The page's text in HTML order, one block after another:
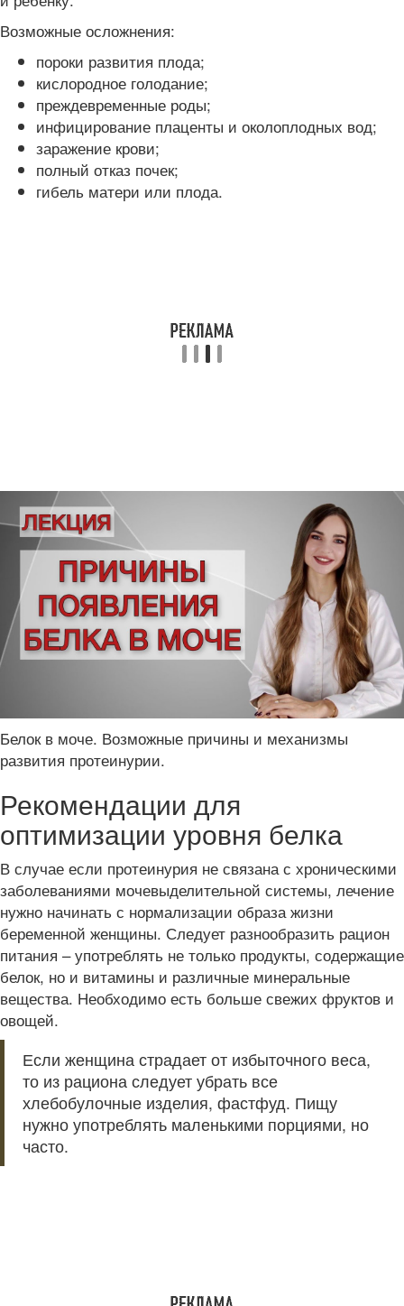
Возможные осложнения:
пороки развития плода;
кислородное голодание;
преждевременные роды;
инфицирование плаценты и околоплодных вод;
заражение крови;
полный отказ почек;
гибель матери или плода.
Белок в моче. Возможные причины и механизмы
развития протеинурии.
Рекомендации для
оптимизации уровня белка
В случае если протеинурия не связана с хроническими
заболеваниями мочевыделительной системы, лечение
нужно начинать с нормализации образа жизни
беременной женщины. Следует разнообразить рацион
питания – употреблять не только продукты, содержащие
белок, но и витамины и различные минеральные
вещества. Необходимо есть больше свежих фруктов и
овощей.
Если женщина страдает от избыточного веса,
то из рациона следует убрать все
хлебобулочные изделия, фастфуд. Пищу
нужно употреблять маленькими порциями, но
часто.